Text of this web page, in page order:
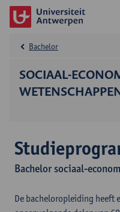
SOCIAAL-
Bachelor
Bachelor sociaal-
De bacheloropleiding